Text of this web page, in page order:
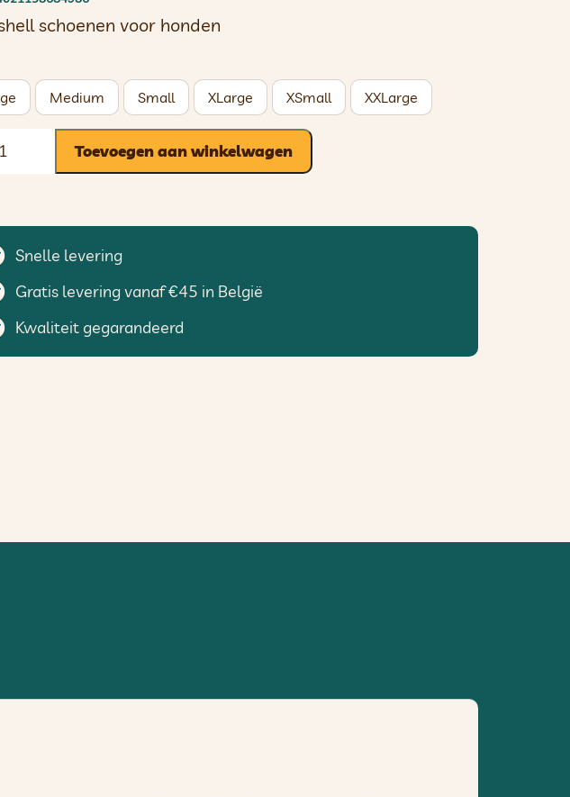
schoenen voor honden
Medium Small XLarge XSmall XXLarge
Toevoegen aan winkelwagen
Snelle levering
Gratis levering vanaf €45 in België
Kwaliteit gegarandeerd